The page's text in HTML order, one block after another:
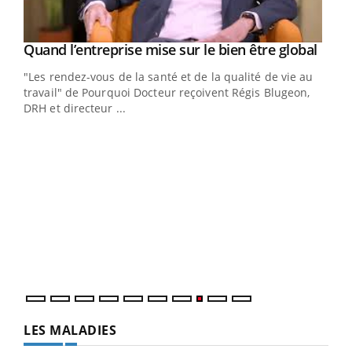
Youtube
Quand l’entreprise mise sur le bien être global
"Les rendez-vous de la santé et de la qualité de vie au
travail" de Pourquoi Docteur reçoivent Régis Blugeon,
DRH et directeur ...
LES MALADIES